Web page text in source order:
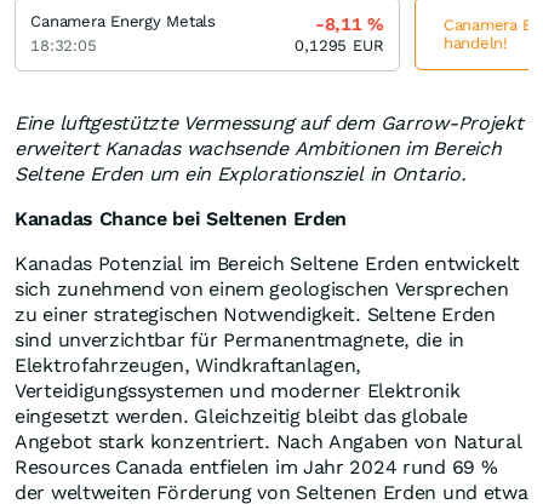
Eine luftgestützte Vermessung auf dem Garrow-Projekt
erweitert Kanadas wachsende Ambitionen im Bereich
Seltene Erden um ein Explorationsziel in Ontario.
Kanadas Chance bei Seltenen Erden
Kanadas Potenzial im Bereich Seltene Erden entwickelt
sich zunehmend von einem geologischen Versprechen
zu einer strategischen Notwendigkeit. Seltene Erden
sind unverzichtbar für Permanentmagnete, die in
Elektrofahrzeugen, Windkraftanlagen,
Verteidigungssystemen und moderner Elektronik
eingesetzt werden. Gleichzeitig bleibt das globale
Angebot stark konzentriert. Nach Angaben von Natural
Resources Canada entfielen im Jahr 2024 rund 69 %
der weltweiten Förderung von Seltenen Erden und etwa
Canamera Energy Metals
18:32:05
-8,11%
0,1295 EUR
Canamera
handeln!